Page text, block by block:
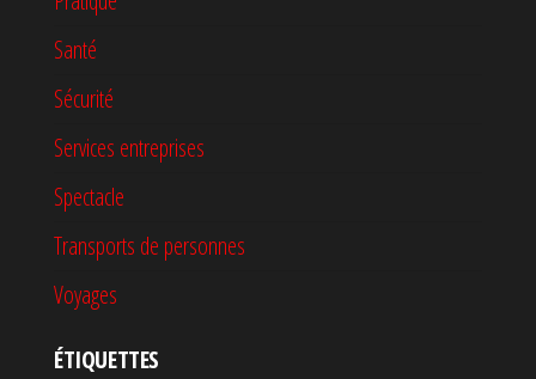
Santé
Sécurité
Services entreprises
Spectacle
Transports de personnes
Voyages
ÉTIQUETTES